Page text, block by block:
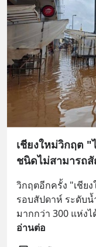
เชียงใหม่วิกฤต
ชนิดไม่สามารถ
วิกฤตอีกครั้ง "เชีย
รอบสัปดาห์ ระดับน้
มากกว่า 300 แห่ง
อ่านต่อ